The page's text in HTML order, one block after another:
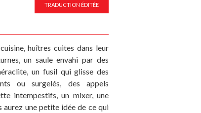
TRADUCTION ÉDITÉE
huîtres cuites dans leur
un saule envahi par des
un fusil qui glisse des
ou surgelés, des appels
intempestifs, un mixer, une
aurez une petite idée de ce qui